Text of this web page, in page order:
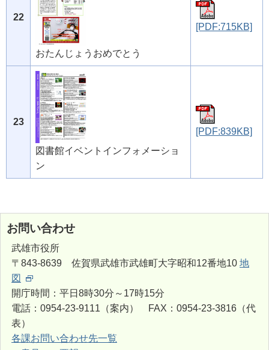
22
おたんじょうおめでとう
[PDF:715KB]
23
図書館イベントインフォメーショ
ン
[PDF:839KB]
お問い合わせ
武雄市役所
〒843-8639 佐賀県武雄市武雄町大字昭和12番地10 地
図
開庁時間：平日8時30分～17時15分
電話：0954-23-9111（案内） FAX：0954-23-3816（代
表）
各課お問い合わせ先一覧